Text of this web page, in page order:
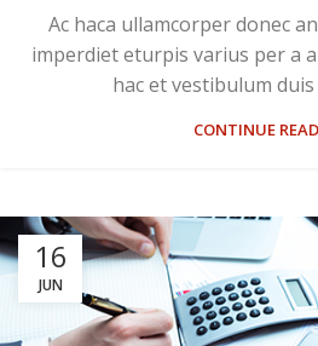
Ac haca ullamcorper donec
imperdiet eturpis varius per a
hac et vestibulum duis
CONTINUE
16
JUN